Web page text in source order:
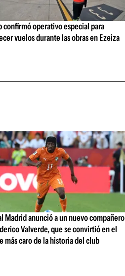
confirmó operativo especial para
vuelos durante las obras en Ezeiza
Madrid anunció a un nuevo compañero
Valverde, que se convirtió en el
más caro de la historia del club